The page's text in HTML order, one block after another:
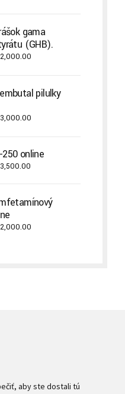
€22,000.00
gama
(GHB).
2,000.00
through
pilulky
3,000.00
through
online
3,500.00
through
2,000.00
aby ste dostali tú